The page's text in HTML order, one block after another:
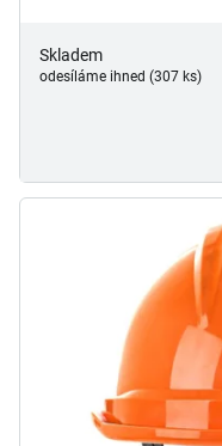
Skladem
odesíláme ihned (307 ks)